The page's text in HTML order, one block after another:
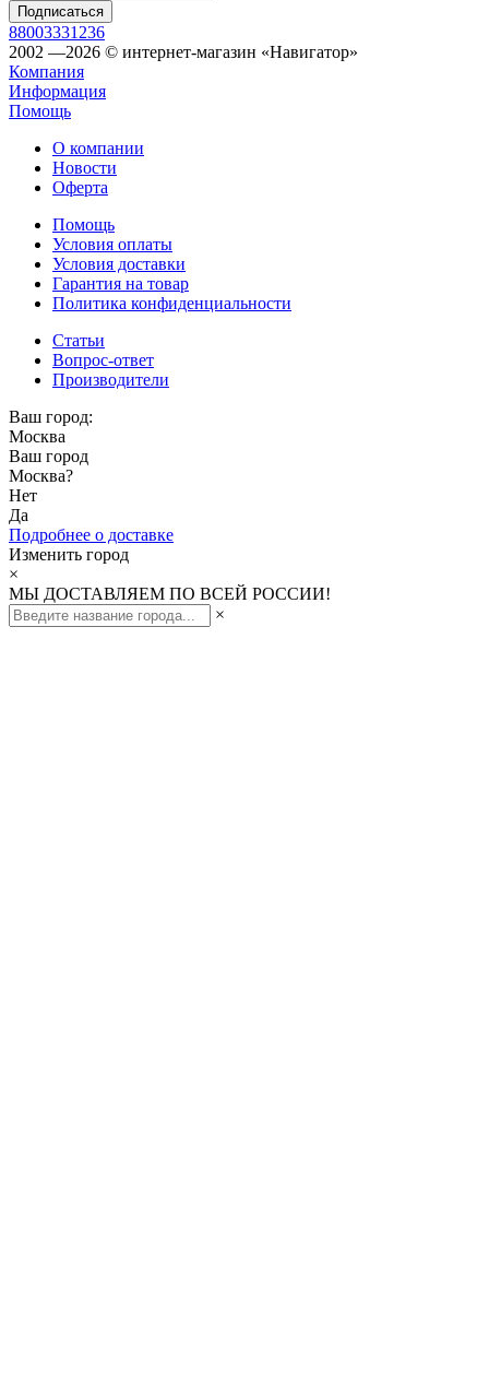
88003331236
2002 —2026 © интернет-магазин «Навигатор»
Компания
Информация
Помощь
О компании
Новости
Оферта
Помощь
Условия оплаты
Условия доставки
Гарантия на товар
Политика конфиденциальности
Статьи
Вопрос-ответ
Производители
Ваш город:
Москва
Ваш город
Москва?
Нет
Да
Подробнее о доставке
Изменить город
×
МЫ ДОСТАВЛЯЕМ ПО ВСЕЙ РОССИИ!
×